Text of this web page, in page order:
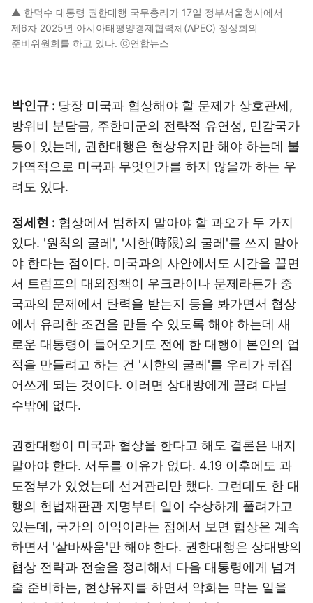
▲ 한덕수 대통령 권한대행 국무총리가 17일 정부서울청사에서
제6차 2025년 아시아태평양경제협력체(APEC) 정상회의
준비위원회를 하고 있다. ⓒ연합뉴스
박인규 : 당장 미국과 협상해야 할 문제가 상호관세,
방위비 분담금, 주한미군의 전략적 유연성, 민감국가
등이 있는데, 권한대행은 현상유지만 해야 하는데 불
가역적으로 미국과 무엇인가를 하지 않을까 하는 우
려도 있다.
정세현 : 협상에서 범하지 말아야 할 과오가 두 가지
있다. '원칙의 굴레', '시한(時限)의 굴레'를 쓰지 말아
야 한다는 점이다. 미국과의 사안에서도 시간을 끌면
서 트럼프의 대외정책이 우크라이나 문제라든가 중
국과의 문제에서 탄력을 받는지 등을 봐가면서 협상
에서 유리한 조건을 만들 수 있도록 해야 하는데 새
로운 대통령이 들어오기도 전에 한 대행이 본인의 업
적을 만들려고 하는 건 '시한의 굴레'를 우리가 뒤집
어쓰게 되는 것이다. 이러면 상대방에게 끌려 다닐
수밖에 없다.
권한대행이 미국과 협상을 한다고 해도 결론은 내지
말아야 한다. 서두를 이유가 없다. 4.19 이후에도 과
도정부가 있었는데 선거관리만 했다. 그런데도 한 대
행의 헌법재판관 지명부터 일이 수상하게 풀려가고
있는데, 국가의 이익이라는 점에서 보면 협상은 계속
하면서 '샅바싸움'만 해야 한다. 권한대행은 상대방의
협상 전략과 전술을 정리해서 다음 대통령에게 넘겨
줄 준비하는, 현상유지를 하면서 악화는 막는 일을